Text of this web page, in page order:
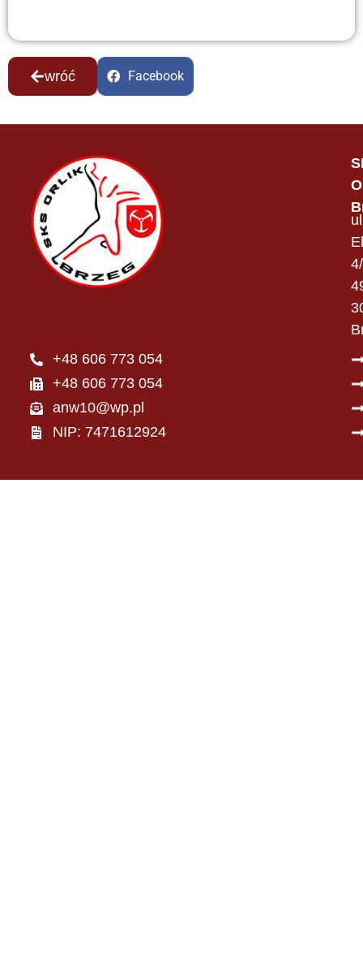
wróć Facebook
+48 606 773 054
+48 606 773 054
anw10@wp.pl
NIP: 7471612924